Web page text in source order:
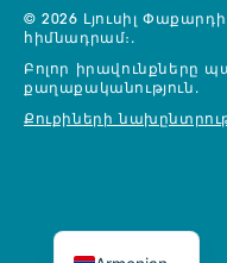
© 2026 Լյուսիլ
հիմնադրամ։.
Բոլոր իրավունքները
քաղաքականություն.
Քուքիների